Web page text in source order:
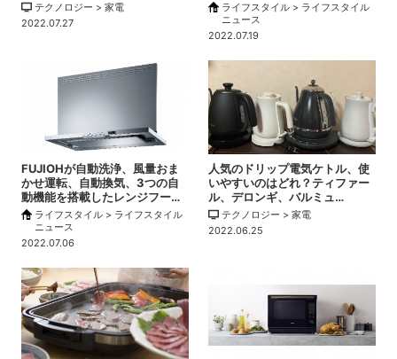
テクノロジー > 家電
2022.07.27
ライフスタイル > ライフスタイル
ニュース
2022.07.19
FUJIOHが自動洗浄、風量おま
かせ運転、自動換気、3つの自
動機能を搭載したレンジフー…
ライフスタイル > ライフスタイル
ニュース
2022.07.06
人気のドリップ電気ケトル、使
いやすいのはどれ？ティファー
ル、デロンギ、バルミュ…
テクノロジー > 家電
2022.06.25